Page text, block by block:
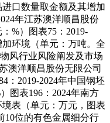
口数量取金额及其增加
年江苏澳洋顺昌股份
%）图表75：2019-
环境（单元：万吨。全
风行业风险阐发及市场
澳洋顺昌股份无限公司
：2019-2024年中国钢坯
图表196：2024年南方
表（单元：万元，图表
10位的有色金属细分行